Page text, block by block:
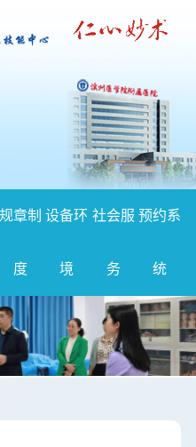
规章制
度
设备环
境
社会服
务
预约系
统